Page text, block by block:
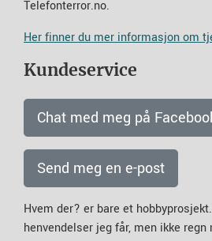
Telefonterror.no.
Her finner du mer informasjon om
Kundeservice
Chat med meg på
Send meg en e-post
Hvem der? er bare et
henvendelser jeg får, men ikke